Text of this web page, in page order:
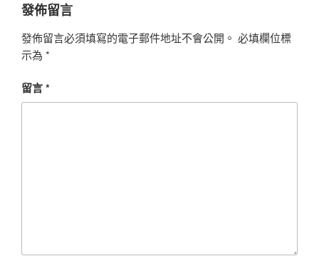
發佈留言
發佈留言必須填寫的電子郵件地址不會公開。 必填欄位標
示為 *
留言*